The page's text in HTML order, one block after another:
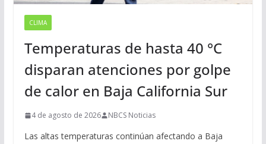
CLIMA
Temperaturas de hasta 40 °C
disparan atenciones por golpe
de calor en Baja California Sur
4 de agosto de 2026 NBCS Noticias
Las altas temperaturas continúan afectando a Baja